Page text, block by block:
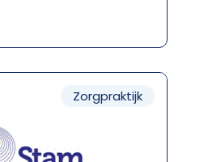
Zorgpraktijk